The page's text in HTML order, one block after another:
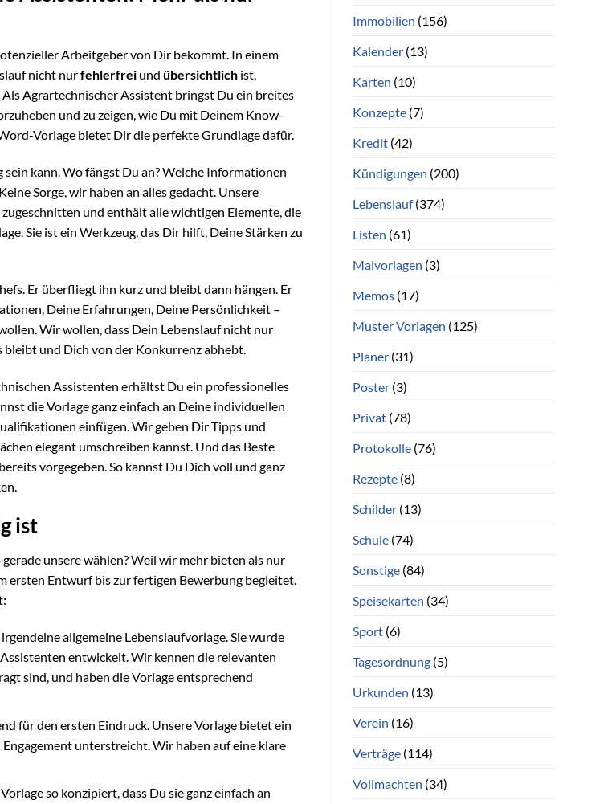
Arbeitgeber von Dir bekommt. In einem
nicht nurfehlerfrei und übersichtlich ist,
Agrartechnischer Assistent bringst Du ein breites
und zu zeigen, wie Du mit Deinem Know-
Vorlage bietet Dir die perfekte Grundlage dafür.
kann. Wo fängst Du an? Welche Informationen
Sorge, wir haben an alles gedacht. Unsere
und enthält alle wichtigen Elemente, die
Sie ist ein Werkzeug, das Dir hilft, Deine Stärken zu
Er überfliegt ihn kurz und bleibt dann hängen. Er
Deine Erfahrungen, Deine Persönlichkeit –
Wir wollen, dass Dein Lebenslauf nicht nur
bleibt und Dich von der Konkurrenz abhebt.
Assistenten erhältst Du ein professionelles
die Vorlage ganz einfach an Deine individuellen
einfügen. Wir geben Dir Tipps und
elegant umschreiben kannst. Und das Beste
vorgegeben. So kannst Du Dich voll und ganz
ist
unsere wählen? Weil wir mehr bieten als nur
ersten Entwurf bis zur fertigen Bewerbung begleitet.
allgemeine Lebenslaufvorlage. Sie wurde
entwickelt. Wir kennen die relevanten
sind, und haben die Vorlage entsprechend
für den ersten Eindruck. Unsere Vorlage bietet ein
unterstreicht. Wir haben auf eine klare
so konzipiert, dass Du sie ganz einfach an
Immobilien (156)
Kalender(13)
Karten (10)
Konzepte(7)
Kredit(42)
Kündigungen (200)
Lebenslauf(374)
Listen (61)
Malvorlagen (3)
Memos(17)
Muster Vorlagen (125)
Planer(31)
Poster(3)
Privat(78)
Protokolle(76)
Rezepte(8)
Schilder(13)
Schule(74)
Sonstige(84)
Speisekarten (34)
Sport(6)
Tagesordnung(5)
Urkunden (13)
Verein (16)
Verträge(114)
Vollmachten (34)